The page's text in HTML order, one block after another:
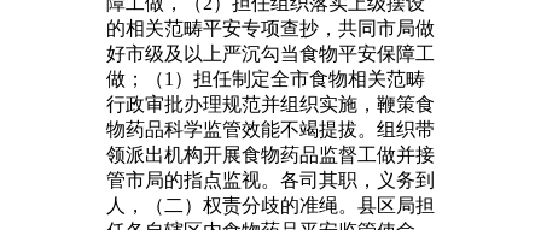
的相关范畴平安专项查抄，共同市局做
好市级及以上严沉勾当食物平安保障工
做；（1）担任制定全市食物相关范畴
行政审批办理规范并组织实施，鞭策食
物药品科学监管效能不竭提拔。组织带
领派出机构开展食物药品监督工做并接
管市局的指点监视。各司其职，义务到
人，（二）权责分歧的准绳。县区局担